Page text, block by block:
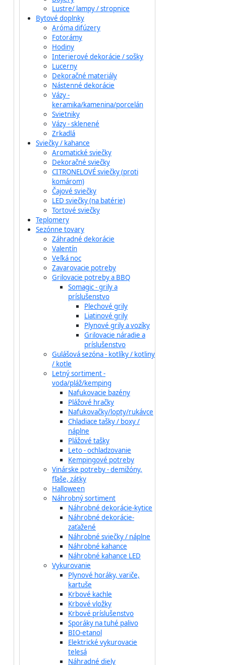
Lustre/ lampy / stropnice
Bytové doplnky
Aróma difúzery
Fotorámy
Hodiny
Interierové dekorácie / sošky
Lucerny
Dekoračné materiály
Nástenné dekorácie
Vázy -
keramika/kamenina/porcelán
Svietniky
Vázy - sklenené
Zrkadlá
Sviečky / kahance
Aromatické sviečky
Dekoračné sviečky
CITRONELOVÉ sviečky (proti
komárom)
Čajové sviečky
LED sviečky (na batérie)
Tortové sviečky
Teplomery
Sezónne tovary
Záhradné dekorácie
Valentín
Veľká noc
Zavarovacie potreby
Grilovacie potreby a BBQ
Somagic - grily a
príslušenstvo
Plechové grily
Liatinové grily
Plynové grily a vozíky
Grilovacie náradie a
príslušenstvo
Gulášová sezóna - kotlíky / kotliny
/ kotle
Letný sortiment -
voda/pláž/kemping
Nafukovacie bazény
Plážové hračky
Nafukovačky/lopty/rukávce
Chladiace tašky / boxy /
náplne
Plážové tašky
Leto - ochladzovanie
Kempingové potreby
Vinárske potreby - demižóny,
fľaše, zátky
Halloween
Náhrobný sortiment
Náhrobné dekorácie-kytice
Náhrobné dekorácie-
zaťažené
Náhrobné sviečky / náplne
Náhrobné kahance
Náhrobné kahance LED
Vykurovanie
Plynové horáky, variče,
kartuše
Krbové kachle
Krbové vložky
Krbové príslušenstvo
Sporáky na tuhé palivo
BIO-etanol
Elektrické vykurovacie
telesá
Náhradné diely